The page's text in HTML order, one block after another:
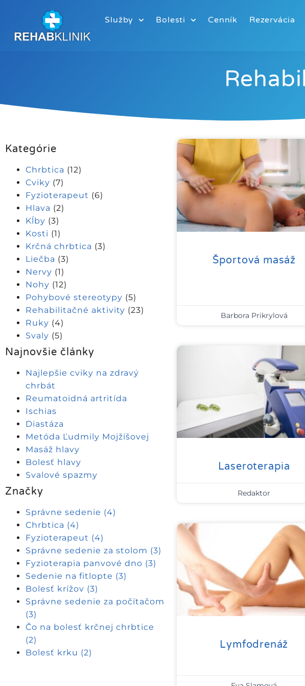
Služby Bolesti Cenník Rezervácia
Kategórie
Chrbtica (12)
Cviky (7)
Fyzioterapeut (6)
Hlava (2)
Kĺby (3)
Kosti (1)
Krčná chrbtica (3)
Liečba (3)
Nervy (1)
Nohy (12)
Pohybové stereotypy (5)
Rehabilitačné aktivity (23)
Ruky (4)
Svaly (5)
Najnovšie články
Najlepšie cviky na zdravý
chrbát
Reumatoidná artritída
Ischias
Diastáza
Metóda Ľudmily Mojžíšovej
Masáž hlavy
Bolesť hlavy
Svalové spazmy
Značky
Správne sedenie (4)
Chrbtica (4)
Fyzioterapeut (4)
Správne sedenie za stolom (3)
Fyzioterapia panvové dno (3)
Sedenie na fitlopte (3)
Bolesť krížov (3)
Správne sedenie za počítačom
(3)
Čo na bolesť krčnej chrbtice
(2)
Bolesť krku (2)
Športová masáž
Barbora Prikrylová
Laseroterapia
Redaktor
Lymfodrenáž